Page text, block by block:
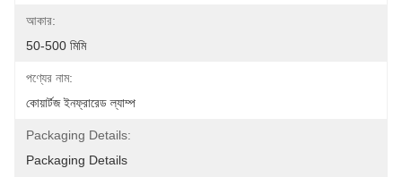
আকার:
50-500 মিমি
পণ্যের নাম:
কোয়ার্টজ ইনফ্রারেড ল্যাম্প
Packaging Details:
Packaging Details